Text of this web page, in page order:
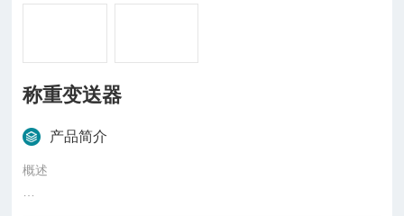
称重变送器
产品简介
概述